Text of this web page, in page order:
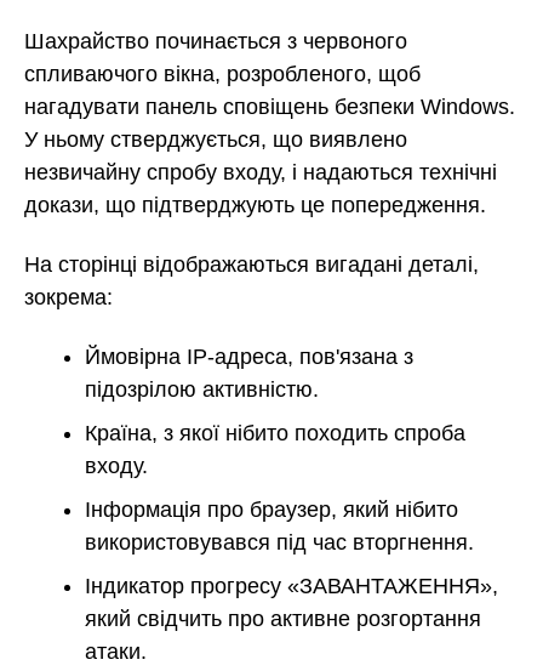
Шахрайство починається з червоного
спливаючого вікна, розробленого, щоб
нагадувати панель сповіщень безпеки Windows.
У ньому стверджується, що виявлено
незвичайну спробу входу, і надаються технічні
докази, що підтверджують це попередження.
На сторінці відображаються вигадані деталі,
зокрема:
Ймовірна IP-адреса, пов'язана з
підозрілою активністю.
Країна, з якої нібито походить спроба
входу.
Інформація про браузер, який нібито
використовувався під час вторгнення.
Індикатор прогресу «ЗАВАНТАЖЕННЯ»,
який свідчить про активне розгортання
атаки.